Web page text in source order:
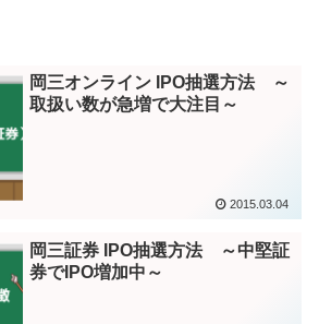
岡三オンライン IPO抽選方法 ～
取扱い数が急増で大注目～
2015.03.04
岡三証券 IPO抽選方法 ～中堅証
券でIPO増加中～